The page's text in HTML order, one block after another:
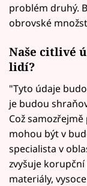
problém druhý.
obrovské
Naše citlivé
lidí?
"Tyto údaje
je budou
Což
mohou být v
specialista v
zvyšuje
materiály,